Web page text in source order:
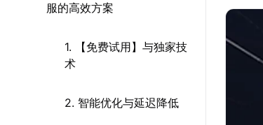
服的高效方案
1. 【免费试用】与独家技
术
2. 智能优化与延迟降低